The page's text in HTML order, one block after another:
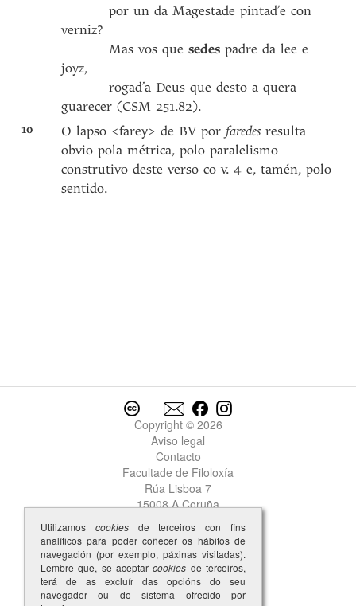
por un da Magestade pintad’e con
verniz?
Mas vos quesedes padre da lee e
joyz,
rogad’a Deus que desto a quera
guarecer (CSM 251.82).
10 O lapso <farey> de BV porfaredes resulta
obvio pola métrica, polo paralelismo
construtivo deste verso co v. 4 e, tamén, polo
sentido.
Copyright © 2026
Aviso legal
Contacto
Facultade de Filoloxía
Rúa Lisboa 7
15008 A Coruña
Utilizamos cookiesde terceiros con fins
analíticos para poder coñecer os hábitos de
navegación (por exemplo, páxinas visitadas).
Lembre que, se aceptarcookies de terceiros,
terá de as excluír das opcións do seu
navegador ou do sistema ofrecido por